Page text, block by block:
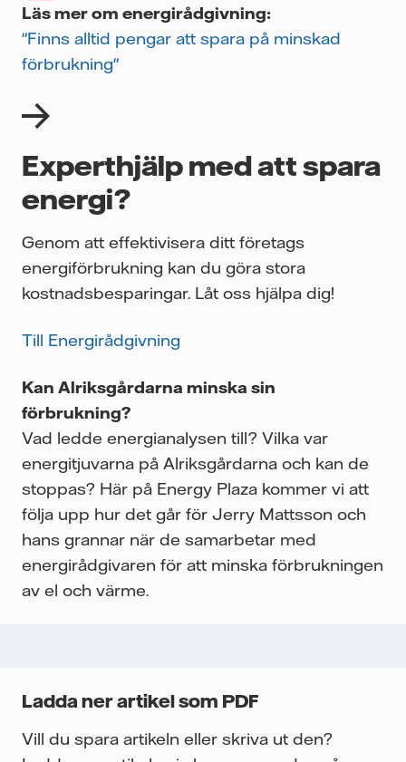
Läs mer om energirådgivning:
"Finns alltid pengar att spara på minskad
förbrukning"
Experthjälp med att spara
energi?
Genom att effektivisera ditt företags
energiförbrukning kan du göra stora
kostnadsbesparingar. Låt oss hjälpa dig!
Till Energirådgivning
Kan Alriksgårdarna minska sin
förbrukning?
Vad ledde energianalysen till? Vilka var
energitjuvarna på Alriksgårdarna och kan de
stoppas? Här på Energy Plaza kommer vi att
följa upp hur det går för Jerry Mattsson och
hans grannar när de samarbetar med
energirådgivaren för att minska förbrukningen
av el och värme.
Ladda ner artikel som PDF
Vill du spara artikeln eller skriva ut den?